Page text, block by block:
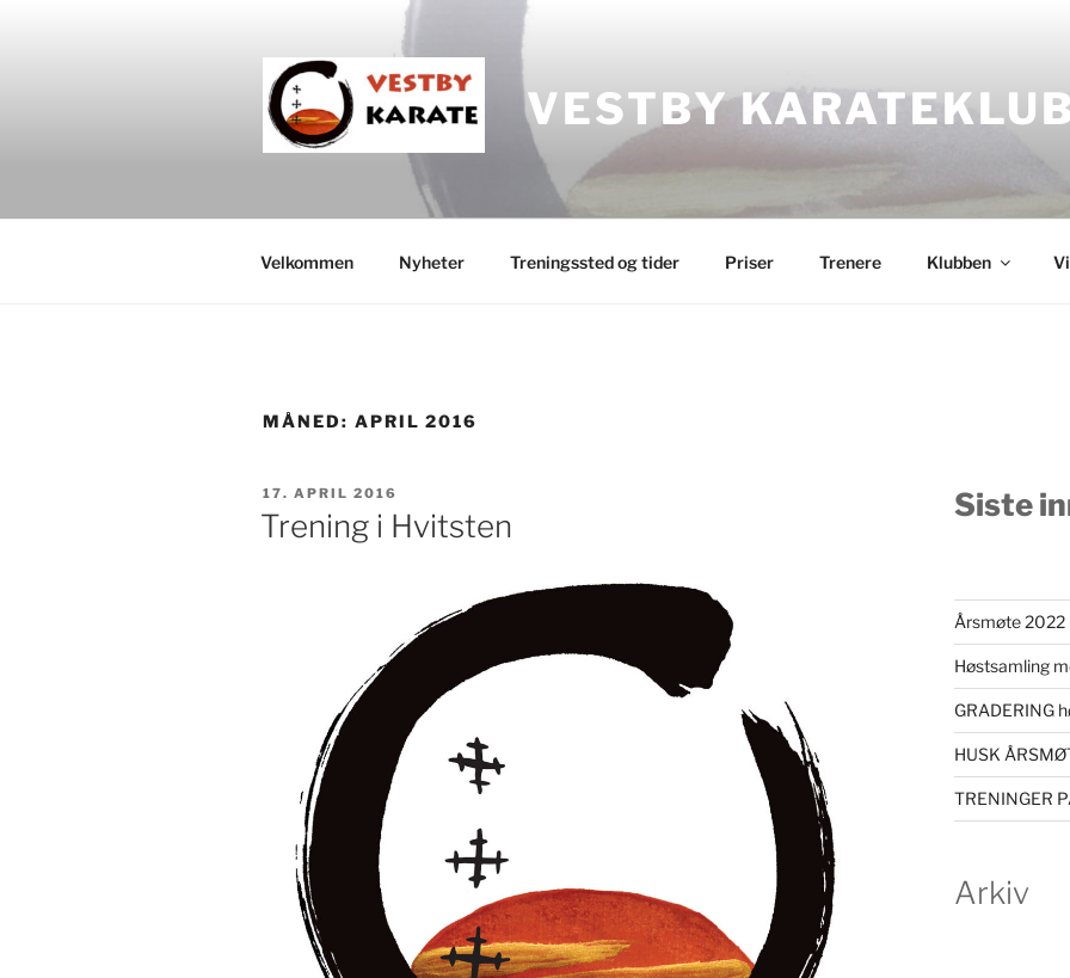
VESTBY
Velkommen Nyheter Treningssted og tider Priser Trenere Klubben
MÅNED: APRIL 2016
17. APRIL 2016
Trening i Hvitsten
Siste
Årsmøte 2022
Høstsamling
GRADERING
HUSK
TRENINGER
Arkiv